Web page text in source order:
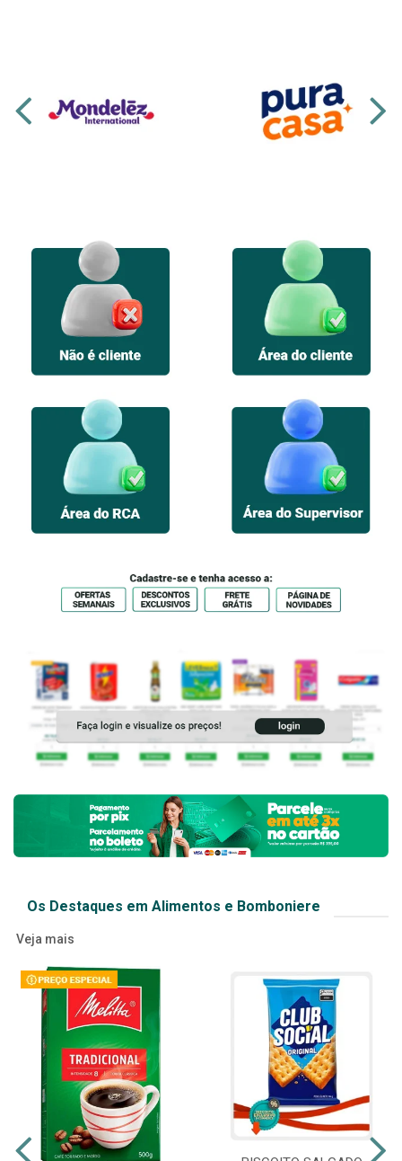
Os Destaques em Alimentos e Bomboniere
Veja mais